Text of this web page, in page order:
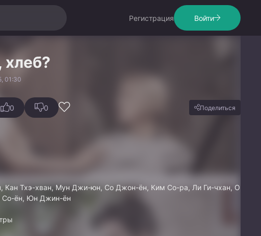
Регистрация Войти
01:30
0 0 Поделиться
Кан Тхэ-хван, Мун Джи-юн, Со Джон-ён, Ким Со-ра, Ли Ги-чхан, О
Со-ён, Юн Джин-ён